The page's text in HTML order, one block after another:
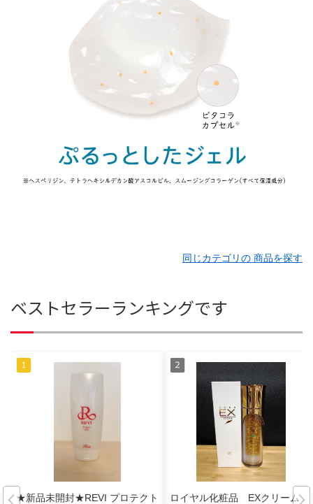
同じカテゴリの 商品を探す
ベストセラーランキングです
★新品未開封★REVI プロテクト ロイヤル化粧品 EXクリーム